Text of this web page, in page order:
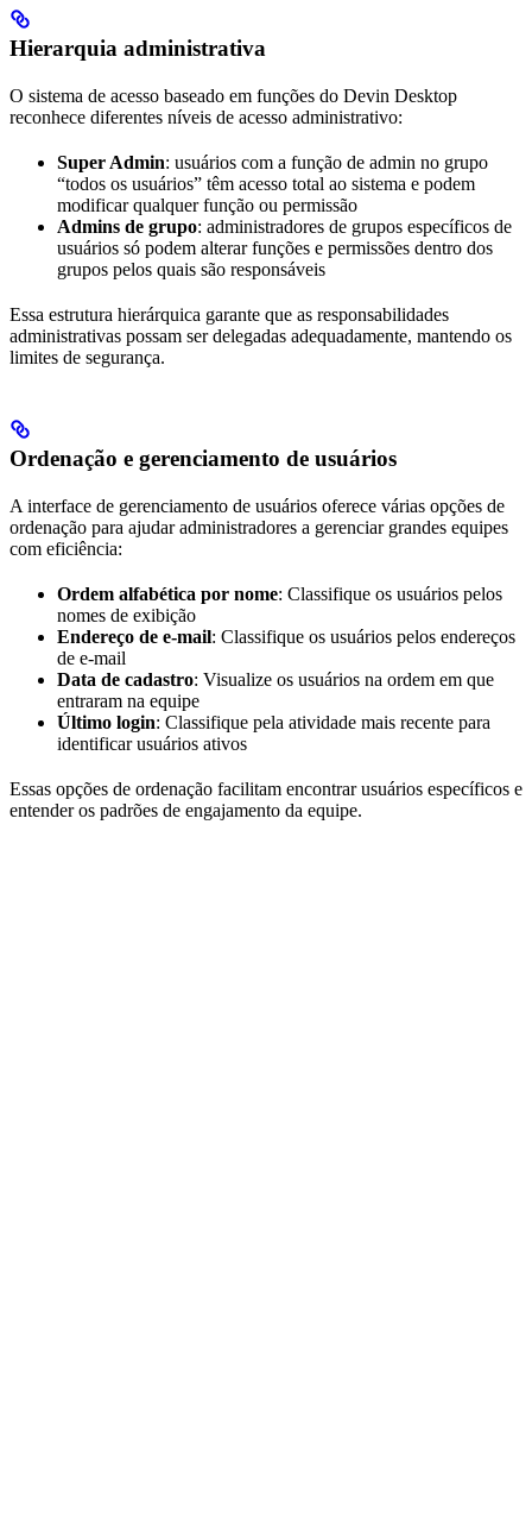
Hierarquia administrativa
O sistema de acesso baseado em funções do Devin Desktop
reconhece diferentes níveis de acesso administrativo:
Super Admin: usuários com a função de admin no grupo
“todos os usuários” têm acesso total ao sistema e podem
modificar qualquer função ou permissão
Admins de grupo: administradores de grupos específicos de
usuários só podem alterar funções e permissões dentro dos
grupos pelos quais são responsáveis
Essa estrutura hierárquica garante que as responsabilidades
administrativas possam ser delegadas adequadamente, mantendo os
limites de segurança.
Ordenação e gerenciamento de usuários
A interface de gerenciamento de usuários oferece várias opções de
ordenação para ajudar administradores a gerenciar grandes equipes
com eficiência:
Ordem alfabética por nome: Classifique os usuários pelos
nomes de exibição
Endereço de e-mail: Classifique os usuários pelos endereços
de e-mail
Data de cadastro: Visualize os usuários na ordem em que
entraram na equipe
Último login: Classifique pela atividade mais recente para
identificar usuários ativos
Essas opções de ordenação facilitam encontrar usuários específicos e
entender os padrões de engajamento da equipe.